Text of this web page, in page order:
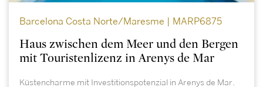
Barcelona Costa Norte/Maresme | MARP6875
Haus zwischen dem Meer und den Bergen
mit Touristenlizenz in Arenys de Mar
Küstencharme mit Investitionspotenzial in Arenys de Mar.